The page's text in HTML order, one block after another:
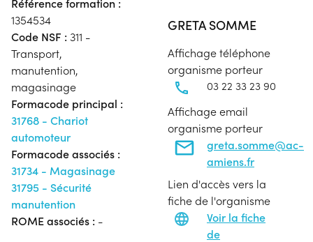
Référence formation :
1354534
Code NSF : 311 -
Transport,
manutention,
magasinage
Formacode principal :
31768 - Chariot
automoteur
Formacode associés :
31734 - Magasinage
31795 - Sécurité
manutention
ROME associés : -
GRETA SOMME
Affichage téléphone
organisme porteur
03 22 33 23 90
Affichage email
organisme porteur
greta.somme@ac-
amiens.fr
Lien d'accès vers la
fiche de l'organisme
Voir la fiche
de